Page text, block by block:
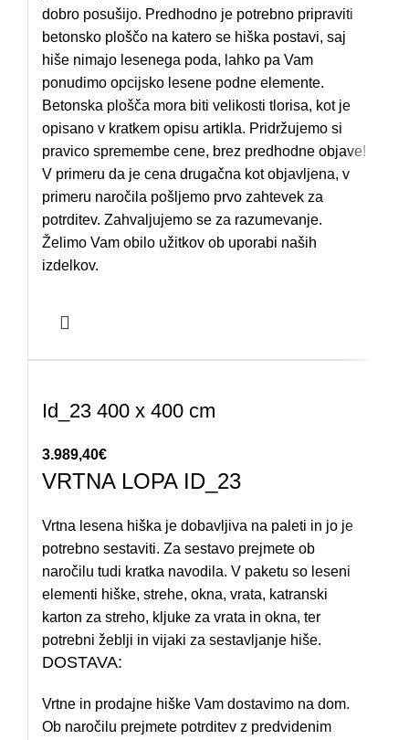
dobro posušijo. Predhodno je potrebno pripraviti
betonsko ploščo na katero se hiška postavi, saj
hiše nimajo lesenega poda, lahko pa Vam
ponudimo opcijsko lesene podne elemente.
Betonska plošča mora biti velikosti tlorisa, kot je
opisano v kratkem opisu artikla. Pridržujemo si
pravico spremembe cene, brez predhodne objave!
V primeru da je cena drugačna kot objavljena, v
primeru naročila pošljemo prvo zahtevek za
potrditev. Zahvaljujemo se za razumevanje.
Želimo Vam obilo užitkov ob uporabi naših
izdelkov.
Id_23 400 x 400 cm
3.989,40€
VRTNA LOPA ID_23
Vrtna lesena hiška je dobavljiva na paleti in jo je
potrebno sestaviti. Za sestavo prejmete ob
naročilu tudi kratka navodila. V paketu so leseni
elementi hiške, strehe, okna, vrata, katranski
karton za streho, kljuke za vrata in okna, ter
potrebni žeblji in vijaki za sestavljanje hiše.
DOSTAVA:
Vrtne in prodajne hiške Vam dostavimo na dom.
Ob naročilu prejmete potrditev z predvidenim